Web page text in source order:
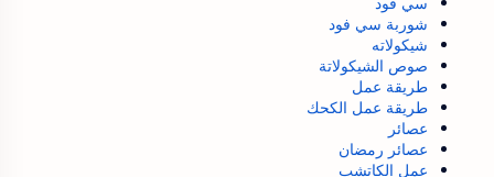
شوربة سي فود
شيكولاته
صوص الشيكولاتة
طريقة عمل
طريقة عمل الكحك
عصائر
عصائر رمضان
عمل الكاتشب